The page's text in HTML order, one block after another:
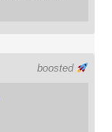
boosted